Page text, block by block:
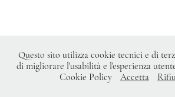
Questo sito utilizza cookie tecnici e di
di migliorare l'usabilità e l'esperienza
Cookie Policy
Accetta